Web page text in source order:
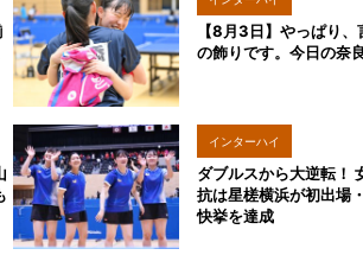
2025
【8月3日】やっぱり
の飾りです。今日の奈
インターハイ
2025
ダブルスから大逆転！
抗は星槎横浜が初出場
快挙を達成